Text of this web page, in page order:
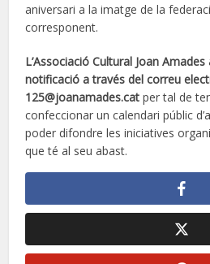
aniversari a la imatge de la
corresponent.
L’Associació Cultural Joan
notificació a través del correu
125@joanamades.cat per tal de
confeccionar un calendari públic
poder difondre les ini­cia­tives
que té al seu abast.